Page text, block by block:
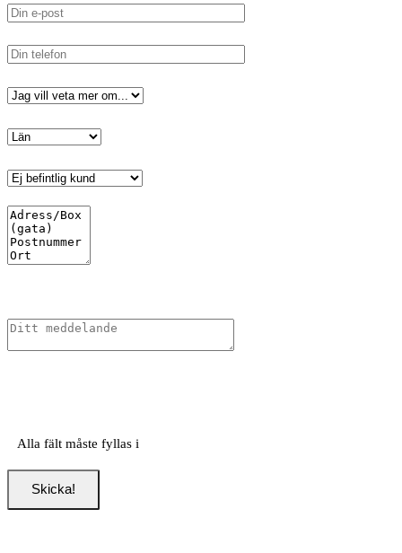
Alla fält måste fyllas i